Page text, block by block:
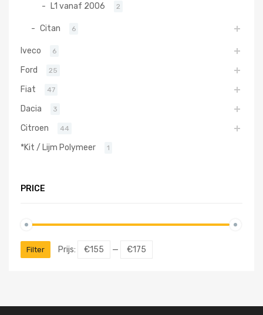
L1 vanaf 2006 2
Citan 6
Iveco 6
Ford 25
Fiat 47
Dacia 3
Citroen 44
*Kit / Lijm Polymeer 1
PRICE
Filter Prijs: €155 — €175